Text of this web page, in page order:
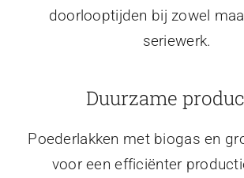
doorlooptijden bij zowel
seriewerk.
Duurzame
Poederlakken met biogas en
voor een efficiënter